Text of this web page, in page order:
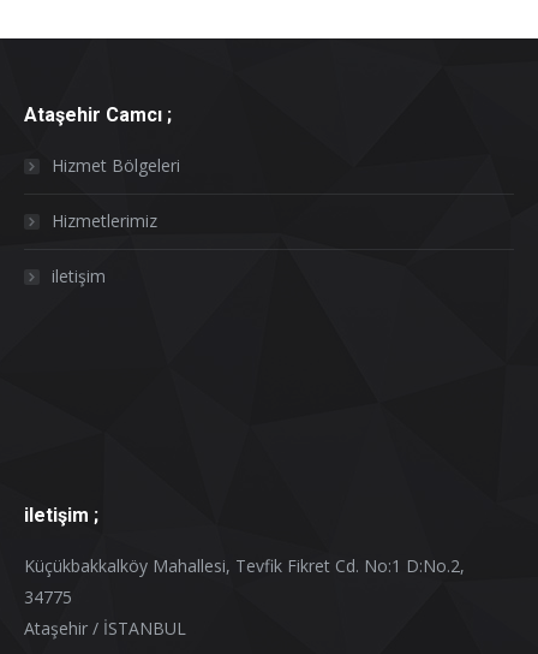
Ataşehir Camcı ;
Hizmet Bölgeleri
Hizmetlerimiz
iletişim
iletişim ;
Küçükbakkalköy Mahallesi, Tevfik Fikret Cd. No:1 D:No.2,
34775
Ataşehir / İSTANBUL